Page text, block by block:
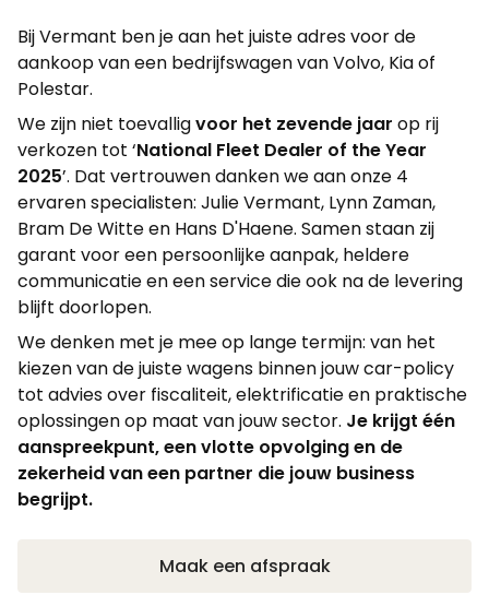
Bij Vermant ben je aan het juiste adres voor de
aankoop van een bedrijfswagen van Volvo, Kia of
Polestar.
We zijn niet toevalligvoor het zevende jaar op rij
verkozen tot ‘National Fleet Dealer of the Year
2025’. Dat vertrouwen danken we aan onze 4
ervaren specialisten: Julie Vermant, Lynn Zaman,
Bram De Witte en Hans D'Haene. Samen staan zij
garant voor een persoonlijke aanpak, heldere
communicatie en een service die ook na de levering
blijft doorlopen.
We denken met je mee op lange termijn: van het
kiezen van de juiste wagens binnen jouw car-policy
tot advies over fiscaliteit, elektrificatie en praktische
oplossingen op maat van jouw sector. Je krijgt één
aanspreekpunt, een vlotte opvolging en de
zekerheid van een partner die jouw business
begrijpt.
Maak een afspraak